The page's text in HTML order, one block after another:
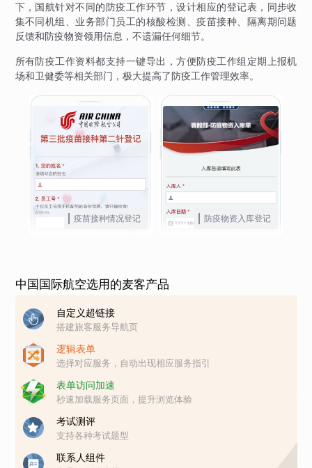
下，国航针对不同的防疫工作环节，设计相应的登记表，同步收
集不同机组、业务部门员工的核酸检测、疫苗接种、隔离期问题
反馈和防疫物资领用信息，不遗漏任何细节。
所有防疫工作资料都支持一键导出，方便防疫工作组定期上报机
场和卫健委等相关部门，极大提高了防疫工作管理效率。
疫苗接种情况登记 防疫物资入库登记
中国国际航空选用的麦客产品
自定义超链接
搭建旅客服务导航页
逻辑表单
选择对应服务，自动出现相应服务指引
表单访问加速
秒速加载服务页面，提升浏览体验
考试测评
支持各种考试题型
联系人组件